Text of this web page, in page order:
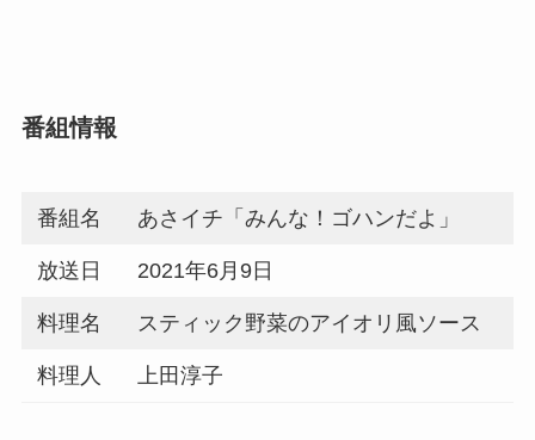
番組情報
番組名 あさイチ「みんな！ゴハンだよ」
放送日 2021年6月9日
料理名 スティック野菜のアイオリ風ソース
料理人 上田淳子